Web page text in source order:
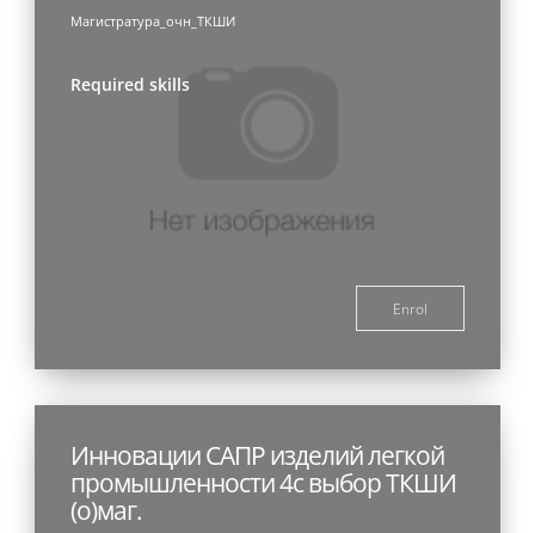
Магистратура_очн_ТКШИ
Required skills
Enrol
Инновации САПР изделий легкой
промышленности 4с выбор ТКШИ
(о)маг.